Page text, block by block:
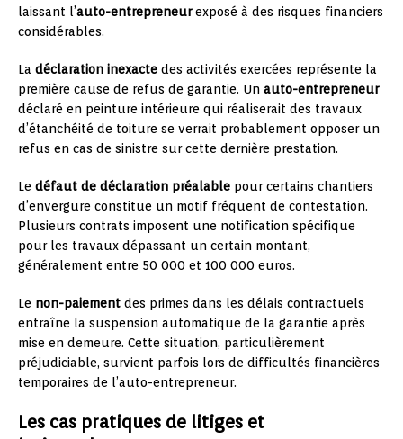
laissant l’auto-entrepreneurexposé à des risques financiers
considérables.
La déclaration inexacte des activités exercées représente la
première cause de refus de garantie. Un auto-entrepreneur
déclaré en peinture intérieure qui réaliserait des travaux
d’étanchéité de toiture se verrait probablement opposer un
refus en cas de sinistre sur cette dernière prestation.
Le défaut de déclaration préalable pour certains chantiers
d’envergure constitue un motif fréquent de contestation.
Plusieurs contrats imposent une notification spécifique
pour les travaux dépassant un certain montant,
généralement entre 50 000 et 100 000 euros.
Le non-paiement des primes dans les délais contractuels
entraîne la suspension automatique de la garantie après
mise en demeure. Cette situation, particulièrement
préjudiciable, survient parfois lors de difficultés financières
temporaires de l’auto-entrepreneur.
Les cas pratiques de litiges et